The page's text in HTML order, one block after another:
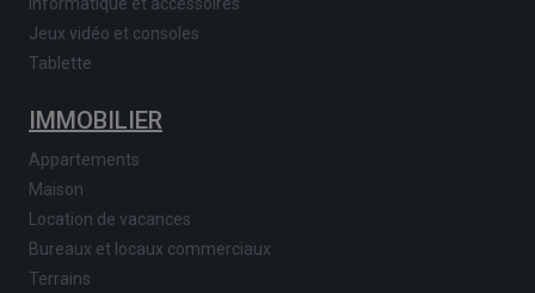
Informatique et accessoires
Jeux vidéo et consoles
Tablette
IMMOBILIER
Appartements
Maison
Location de vacances
Bureaux et locaux commerciaux
Terrains